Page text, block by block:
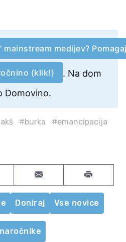
mainstream medijev?
(klik!)
. Na dom
Domovino.
#burka
#emancipacija
on TwitterShare by email
Doniraj Vse novice